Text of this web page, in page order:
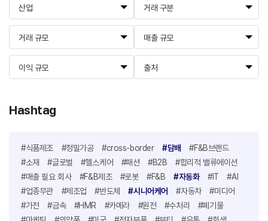
산업 거래 구분
거래 규모 매출 규모
이익 규모 출처
Hashtag
#식품제조 #정밀가공 #cross-border #담배
#F&B브랜드
#소재
#글로벌 #헬스케어 #패션 #B2B
#합리적 밸류에이션
#매출 필요 회사
#F&B제조 #로봇 #F&B #자동화 #IT
#AI
#업종무관
#제조업 #반도체 #시니어케어 #자동차
#미디어
#가전
#금속 #HMR #카메라 #원전 #수처리
#폐기물